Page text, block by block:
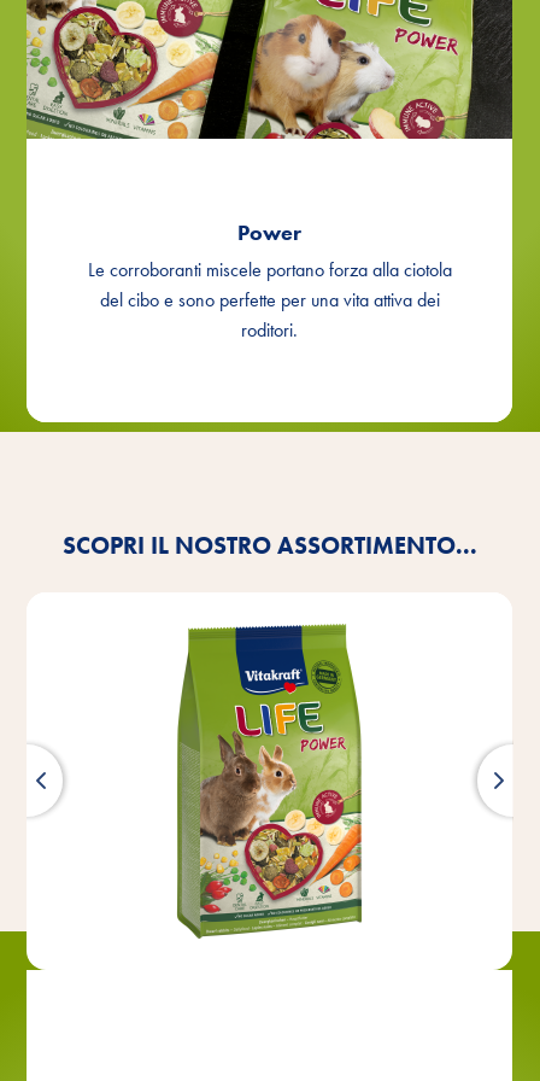
Power
Le corroboranti miscele portano forza alla ciotola
del cibo e sono perfette per una vita attiva dei
roditori.
SCOPRI IL NOSTRO ASSORTIMENTO...